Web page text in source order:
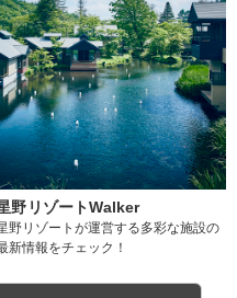
野リゾートWalker
野リゾートが運営する多彩な施設の
新情報をチェック！